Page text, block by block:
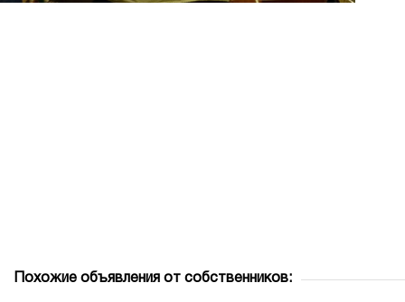
Похожие объявления от собственников: